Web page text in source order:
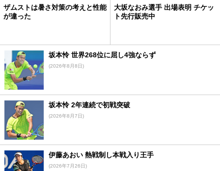
ザムストは暑さ対策の考えと性能
が違った
大坂なおみ選手 出場表明 チケッ
ト先行販売中
坂本怜 世界268位に屈し4強ならず
(2026年8月8日)
坂本怜 2年連続で初戦突破
(2026年8月7日)
伊藤あおい 熱戦制し本戦入り王手
(2026年7月26日)